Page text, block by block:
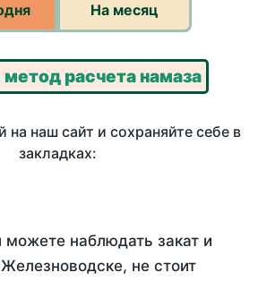
На месяц
расчета намаза
на наш сайт и сохраняйте себе в
закладках:
можете наблюдать закат и
не стоит